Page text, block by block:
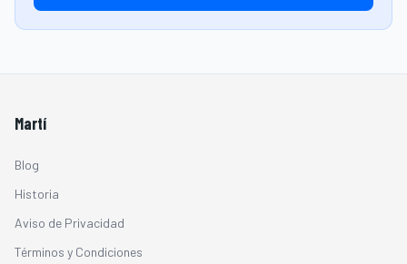
Martí
Blog
Historia
Aviso de Privacidad
Términos y Condiciones